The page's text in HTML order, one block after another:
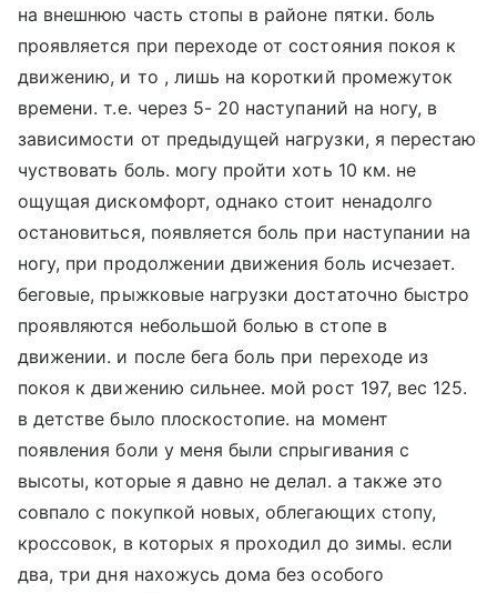
на внешнюю часть стопы в районе пятки. боль
проявляется при переходе от состояния покоя к
движению, и то , лишь на короткий промежуток
времени. т.е. через 5- 20 наступаний на ногу, в
зависимости от предыдущей нагрузки, я перестаю
чуствовать боль. могу пройти хоть 10 км. не
ощущая дискомфорт, однако стоит ненадолго
остановиться, появляется боль при наступании на
ногу, при продолжении движения боль исчезает.
беговые, прыжковые нагрузки достаточно быстро
проявляются небольшой болью в стопе в
движении. и после бега боль при переходе из
покоя к движению сильнее. мой рост 197, вес 125.
в детстве было плоскостопие. на момент
появления боли у меня были спрыгивания с
высоты, которые я давно не делал. а также это
совпало с покупкой новых, облегающих стопу,
кроссовок, в которых я проходил до зимы. если
два, три дня нахожусь дома без особого